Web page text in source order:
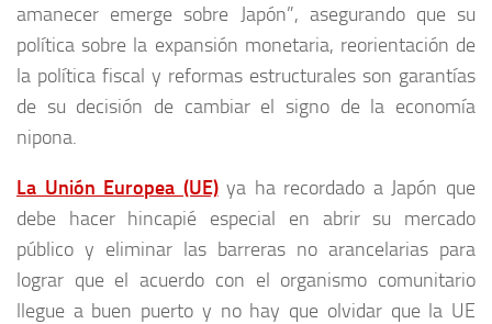
amanecer emerge sobre Japón”, asegurando que su
política sobre la expansión monetaria, reorientación de
la política fiscal y reformas estructurales son garantías
de su decisión de cambiar el signo de la economía
nipona.
La Unión Europea (UE)ya ha recordado a Japón que
debe hacer hincapié especial en abrir su mercado
público y eliminar las barreras no arancelarias para
lograr que el acuerdo con el organismo comunitario
llegue a buen puerto y no hay que olvidar que la UE